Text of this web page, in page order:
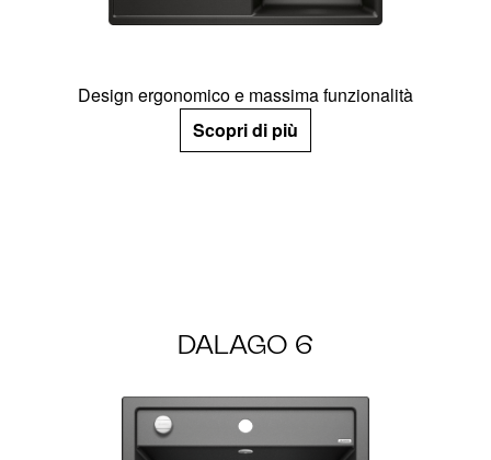
Design ergonomico e massima funzionalità
Scopri di più
DALAGO 6